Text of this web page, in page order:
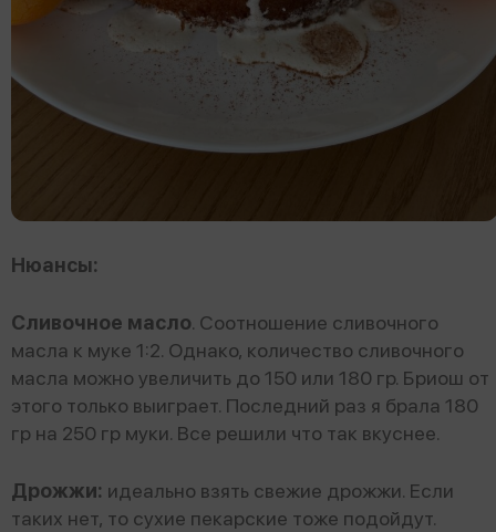
Нюансы:
Сливочное масло. Соотношение сливочного
масла к муке 1:2. Однако, количество сливочного
масла можно увеличить до 150 или 180 гр. Бриош от
этого только выиграет. Последний раз я брала 180
гр на 250 гр муки. Все решили что так вкуснее.
Дрожжи: идеально взять свежие дрожжи. Если
таких нет, то сухие пекарские тоже подойдут.